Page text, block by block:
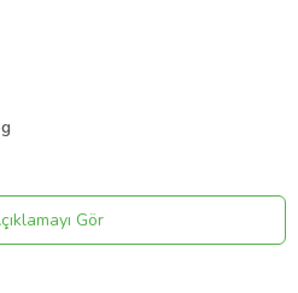
ile Gönderilecektir.
Gör